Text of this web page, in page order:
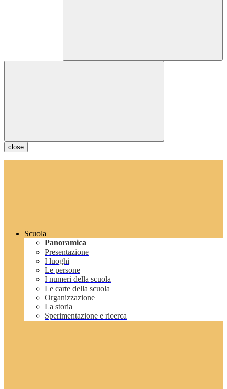
close
Scuola
Panoramica
Presentazione
I luoghi
Le persone
I numeri della scuola
Le carte della scuola
Organizzazione
La storia
Sperimentazione e ricerca